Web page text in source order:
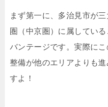
まず第一に、多治見市が
圏（中京圏）に属してい
バンテージです。実際に
整備が他のエリアよりも
すよ！